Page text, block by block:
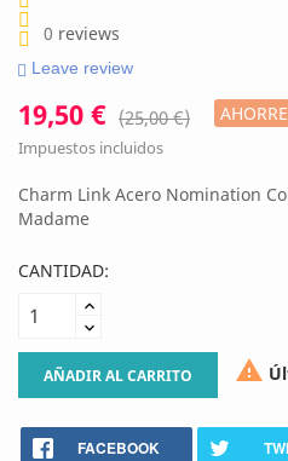
0 reviews
Leave review
19,50 € (25,00 €)
Impuestos incluidos
Charm Link Acero Nomination
Madame
CANTIDAD:
AÑADIR AL CARRITO 
FACEBOOK